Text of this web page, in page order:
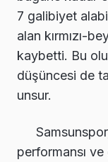
7 galibiyet
alan kırmızı-
kaybetti. Bu
düşüncesi de
unsur.
performansı